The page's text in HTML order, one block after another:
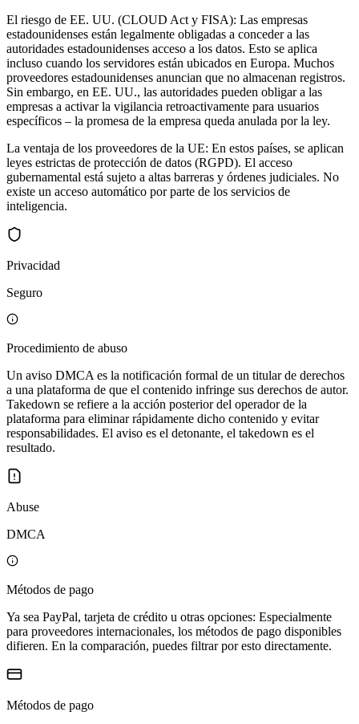
El riesgo de EE. UU. (CLOUD Act y FISA): Las empresas
estadounidenses están legalmente obligadas a conceder a las
autoridades estadounidenses acceso a los datos. Esto se aplica
incluso cuando los servidores están ubicados en Europa. Muchos
proveedores estadounidenses anuncian que no almacenan registros.
Sin embargo, en EE. UU., las autoridades pueden obligar a las
empresas a activar la vigilancia retroactivamente para usuarios
específicos – la promesa de la empresa queda anulada por la ley.
La ventaja de los proveedores de la UE: En estos países, se aplican
leyes estrictas de protección de datos (RGPD). El acceso
gubernamental está sujeto a altas barreras y órdenes judiciales. No
existe un acceso automático por parte de los servicios de
inteligencia.
Privacidad
Seguro
Procedimiento de abuso
Un aviso DMCA es la notificación formal de un titular de derechos
a una plataforma de que el contenido infringe sus derechos de autor.
Takedown se refiere a la acción posterior del operador de la
plataforma para eliminar rápidamente dicho contenido y evitar
responsabilidades. El aviso es el detonante, el takedown es el
resultado.
Abuse
DMCA
Métodos de pago
Ya sea PayPal, tarjeta de crédito u otras opciones: Especialmente
para proveedores internacionales, los métodos de pago disponibles
difieren. En la comparación, puedes filtrar por esto directamente.
Métodos de pago